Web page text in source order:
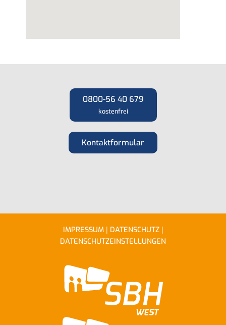
0800-56 40 679
kostenfrei
Kontaktformular
IMPRESSUM| DATENSCHUTZ|
DATENSCHUTZEINSTELLUNGEN